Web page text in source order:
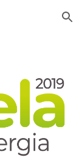
Skip to navigation